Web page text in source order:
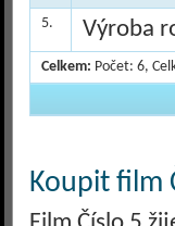
5. Výroba
Celkem: Počet: 6,
Koupit film